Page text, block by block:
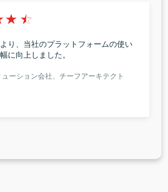
り、当社のプラットフォームの使い
に向上しました。
ーション会社、チーフアーキテクト